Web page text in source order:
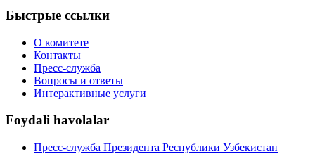
Быстрые ссылки
О комитете
Контакты
Пресс-служба
Вопросы и ответы
Интерактивные услуги
Foydali havolalar
Пресс-служба Президента Республики Узбекистан